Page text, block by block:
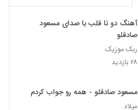
آهنگ دو تا قلب با صدای مسعود
صادقلو
ربک موزیک
۲۸ بازدید
مسعود صادقلو - همه رو جواب کردم
میلاد